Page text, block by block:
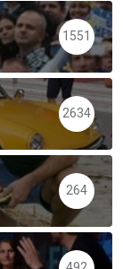
1551
2634
264